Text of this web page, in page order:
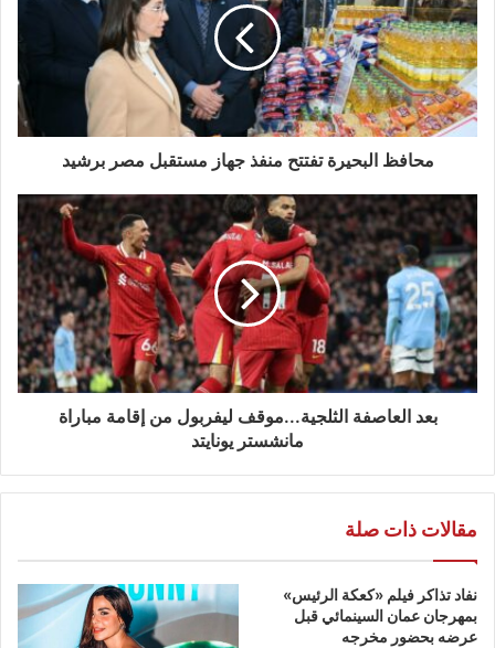
محافظ البحيرة تفتتح منفذ جهاز مستقبل مصر برشيد
بعد العاصفة الثلجية...موقف ليفربول من إقامة مباراة
مانشستر يونايتد
مقالات ذات صلة
نفاد تذاكر فيلم «كعكة الرئيس»
بمهرجان عمان السينمائي قبل
عرضه بحضور مخرجه